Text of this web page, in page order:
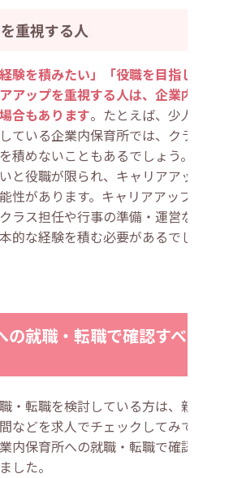
重視する人
験を積みたい」「役職を目指した
アップを重視する人は、企業内保育
合もあります。たとえば、少人数制
ている企業内保育所では、クラスを
積めないこともあるでしょう。ま
と役職が限られ、キャリアアップし
性があります。キャリアアップを目
ラス担任や行事の準備・運営など一
的な経験を積む必要があるでしょ
就職・転職で確認すべき
・転職を検討している方は、親会社
などを求人でチェックしてみてくだ
内保育所への就職・転職で確認すべ
した。